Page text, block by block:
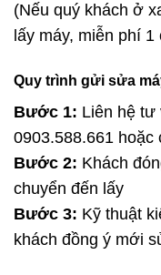
(Nếu quý khách ở
lấy máy, miễn phí 1
Quy trình gửi sửa
Bước 1: Liên hệ tư
0903.588.661 hoặc
Bước 2: Khách
chuyển đến lấy
Bước 3: Kỹ thuật
khách đồng ý mới